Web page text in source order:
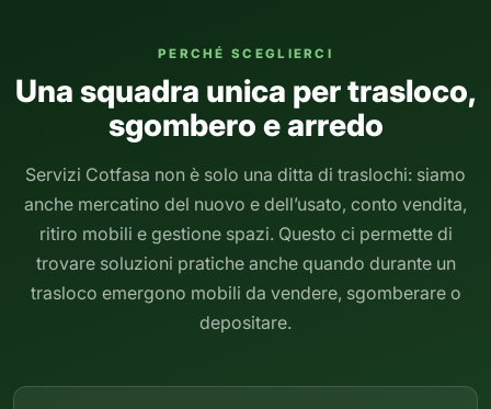
PERCHÉ SCEGLIERCI
Una squadra unica per trasloco,
sgombero e arredo
Servizi Cotfasa non è solo una ditta di traslochi: siamo
anche mercatino del nuovo e dell’usato, conto vendita,
ritiro mobili e gestione spazi. Questo ci permette di
trovare soluzioni pratiche anche quando durante un
trasloco emergono mobili da vendere, sgomberare o
depositare.